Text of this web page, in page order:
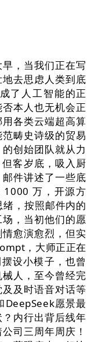
，当我们正在写
去思虑人类到底
了人工智能的正
本人也无机会正
各类云端超高算
畴史诗级的贸易
创始团队就从力
客岁底，吸入厨
件讲述了一些底
万，开源方
，按照邮件内的
，当初他们的愿
愈演愈烈，但实
，大师正正在
设小模子，也曾
人，至今曾经完
及时语音对话等
DeepSeek愿景最
内行出背后线年
司三周年周庆！